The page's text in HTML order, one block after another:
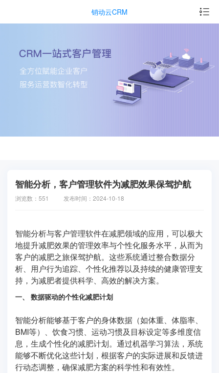
销动云CRM
智能分析，客户管理软件为减肥效果保驾护航
浏览数：551 发布时间：2024-10-18
智能分析与客户管理软件在减肥领域的应用，可以极大
地提升减肥效果的管理效率与个性化服务水平，从而为
客户的减肥之旅保驾护航。这些系统通过整合数据分
析、用户行为追踪、个性化推荐以及持续的健康管理支
持，为减肥者提供科学、高效的解决方案。
一、 数据驱动的个性化减肥计划
智能分析能够基于客户的身体数据（如体重、体脂率、
BMI等）、饮食习惯、运动习惯及目标设定等多维度信
息，生成个性化的减肥计划。通过机器学习算法，系统
能够不断优化这些计划，根据客户的实际进展和反馈进
行动态调整，确保减肥方案的科学性和有效性。